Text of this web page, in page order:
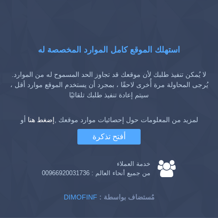
استهلك الموقع كامل الموارد المخصصة له
لا يُمكن تنفيذ طلبك لأن موقعك قد تجاوز الحد المسموح له من الموارد.
يُرجى المحاولة مرة أُخرى لاحقًا ، بمجرد أن يستخدم الموقع موارد أقل ،
سيتم إعادة تنفيذ طلبك تلقائيًا
لمزيد من المعلومات حول إحصائيات موارد موقعك ,إضغط هنا أو
أفتح تذكرة
خدمة العملاء
من جميع أنحاء العالم : 00966920031736
DIMOFINF : مُستضاف بواسطة